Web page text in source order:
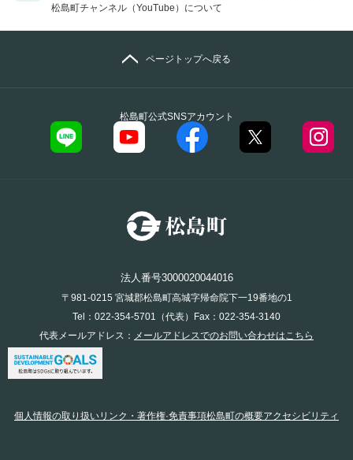
松島町チャンネル（YouTube）について
松島町公式SNSアカウント
ページトップへ戻る
法人番号3000020044016
〒981-0215 宮城郡松島町高城字帰命院下一19番地の1
Tel：022-354-5701（代表）Fax：022-354-3140
代表メールアドレス： メールアドレスでのお問い合わせはこちら
個人情報の取り扱いリンク・著作権·免責事項松島町の概要アクセシビリティ